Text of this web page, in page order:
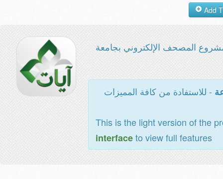
المصحف الإلكتروني بجامعة
- للاستفادة من كافة المميزات
This is the light version of the
interfaceto view full features